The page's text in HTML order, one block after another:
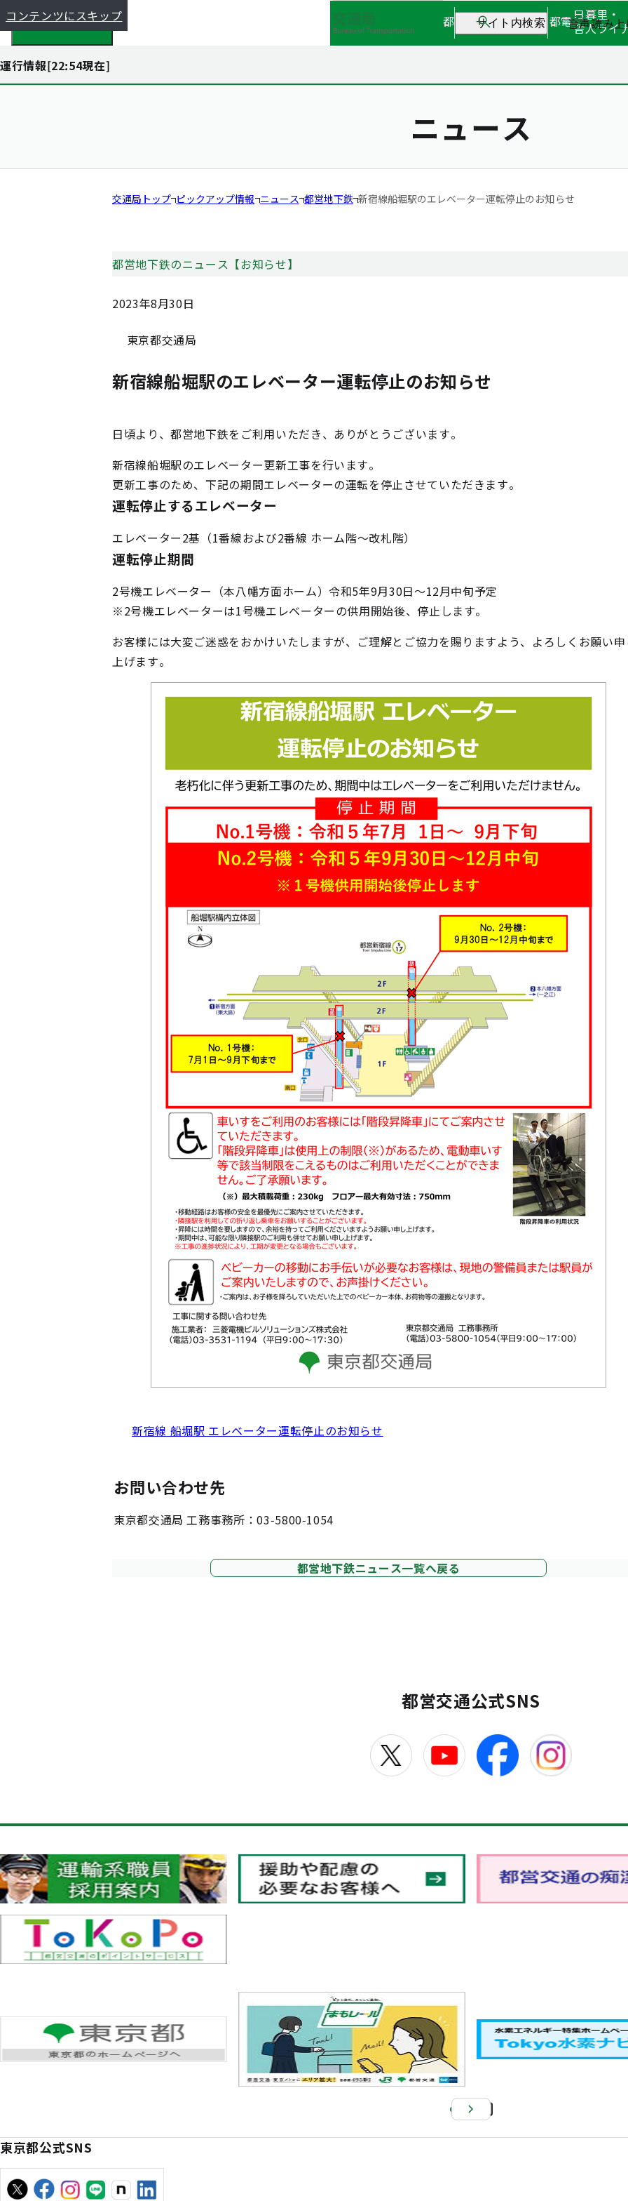
コンテンツにスキップ
都全体で探す サイト内検索 音声読み
都営地下鉄 都営バス 都電日暮里・
舎人ライ
運行情報[22:54現在]
ニュース
交通局トップ ピックアップ情報 ニュース 都営地下鉄 新宿線船堀駅のエレベーター運転停止のお知らせ
都営地下鉄のニュース【お知らせ】
2023年8月30日
東京都交通局
新宿線船堀駅のエレベーター運転停止のお知らせ
日頃より、都営地下鉄をご利用いただき、ありがとうございます。
新宿線船堀駅のエレベーター更新工事を行います。
更新工事のため、下記の期間エレベーターの運転を停止させていただきます。
運転停止するエレベーター
エレベーター2基（1番線および2番線 ホーム階～改札階）
運転停止期間
2号機エレベーター（本八幡方面ホーム）令和5年9月30日～12月中旬予定
※2号機エレベーターは1号機エレベーターの供用開始後、停止します。
お客様には大変ご迷惑をおかけいたしますが、ご理解とご協力を賜りますよう、よろしくお願い
上げます。
新宿線 船堀駅 エレベーター運転停止のお知らせ
お問い合わせ先
東京都交通局 工務事務所：03-5800-1054
都営地下鉄ニュース一覧へ戻る
都営交通公式SNS
Pa
東京都公式SNS